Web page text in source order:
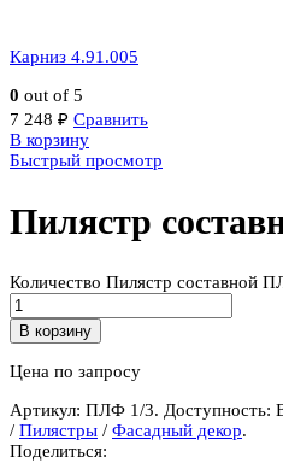
Карниз 4.91.005
0 out of 5
7 248 ₽ Сравнить
В корзину
Быстрый просмотр
Пилястр
Количество Пилястр составной
В корзину
Цена по запросу
Артикул: ПЛФ 1/3. Доступность:
/ Пилястры / Фасадный декор.
Поделиться: